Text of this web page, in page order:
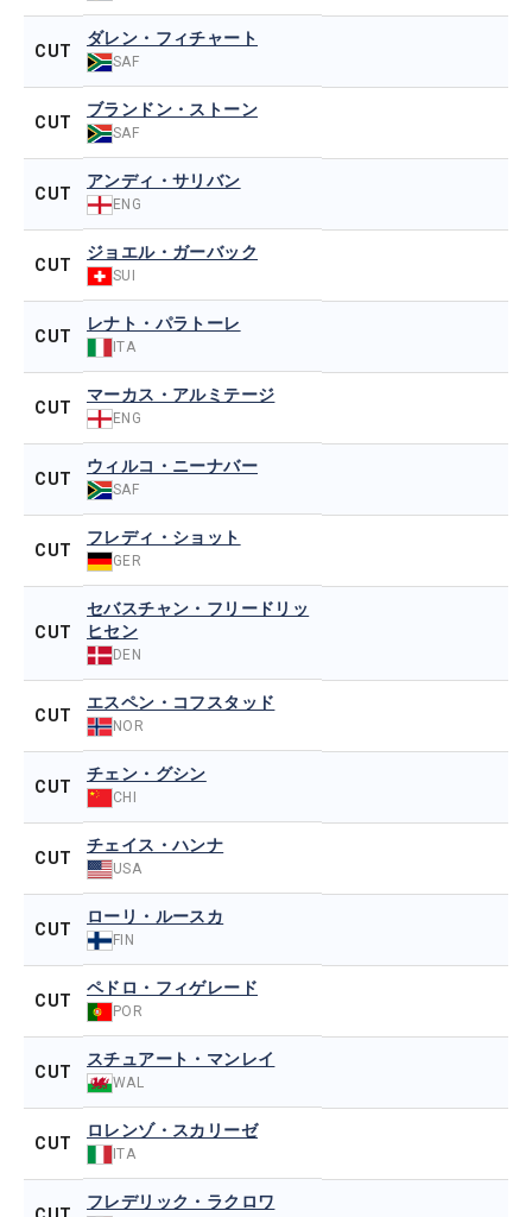
CUT
ダレン・フィチャート
SAF
CUT
ブランドン・ストーン
SAF
CUT
アンディ・サリバン
ENG
CUT
ジョエル・ガーバック
SUI
CUT
レナト・パラトーレ
ITA
CUT
マーカス・アルミテージ
ENG
CUT
ウィルコ・ニーナバー
SAF
CUT
フレディ・ショット
GER
CUT
セバスチャン・フリードリッ
ヒセン
DEN
CUT
エスペン・コフスタッド
NOR
CUT
チェン・グシン
CHI
CUT
チェイス・ハンナ
USA
CUT
ローリ・ルースカ
FIN
CUT
ペドロ・フィゲレード
POR
CUT
スチュアート・マンレイ
WAL
CUT
ロレンゾ・スカリーゼ
ITA
フレデリック・ラクロワ